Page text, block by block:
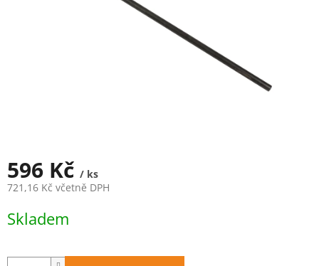
596 Kč / ks
721,16 Kč včetně DPH
cena:
Skladem